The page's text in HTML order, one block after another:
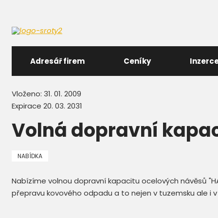
Adresář firem Ceníky
Vloženo: 31. 01. 2009
Expirace 20. 03. 2031
Volná dopravní
NABÍDKA
Nabízíme volnou dopravní kapacitu ocelových návěsů
přepravu kovového odpadu a to nejen v tuzemsku ale i